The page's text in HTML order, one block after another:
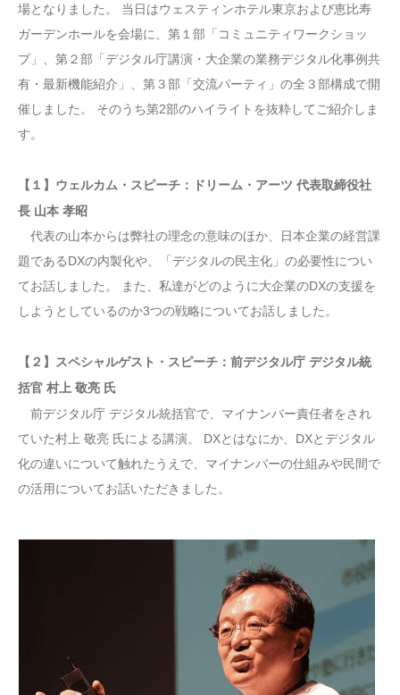
場となりました。 当日はウェスティンホテル東京および恵比寿
ガーデンホールを会場に、第１部「コミュニティワークショッ
プ」、第２部「デジタル庁講演・大企業の業務デジタル化事例共
有・最新機能紹介」、第３部「交流パーティ」の全３部構成で開
催しました。 そのうち第2部のハイライトを抜粋してご紹介しま
す。
【１】ウェルカム・スピーチ：ドリーム・アーツ 代表取締役社
長 山本 孝昭
代表の山本からは弊社の理念の意味のほか、日本企業の経営課
題であるDXの内製化や、「デジタルの民主化」の必要性につい
てお話しました。 また、私達がどのように大企業のDXの支援を
しようとしているのか3つの戦略についてお話しました。
【２】スペシャルゲスト・スピーチ：前デジタル庁 デジタル統
括官 村上 敬亮 氏
前デジタル庁 デジタル統括官で、マイナンバー責任者をされ
ていた村上 敬亮 氏による講演。 DXとはなにか、DXとデジタル
化の違いについて触れたうえで、マイナンバーの仕組みや民間で
の活用についてお話いただきました。